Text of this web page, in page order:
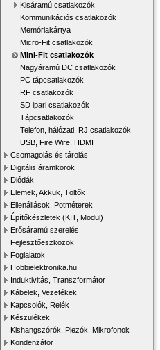
Kisáramú csatlakozók
Kommunikációs csatlakozók
Memóriakártya
Micro-Fit csatlakozók
Mini-Fit csatlakozók
Nagyáramú DC csatlakozók
PC tápcsatlakozók
RF csatlakozók
SD ipari csatlakozók
Tápcsatlakozók
Telefon, hálózati, RJ csatlakozók
USB, Fire Wire, HDMI
Csomagolás és tárolás
Digitális áramkörök
Diódák
Elemek, Akkuk, Töltők
Ellenállások, Potméterek
Építőkészletek (KIT, Modul)
Erősáramú szerelés
Fejlesztőeszközök
Foglalatok
Hobbielektronika.hu
Induktivitás, Transzformátor
Kábelek, Vezetékek
Kapcsolók, Relék
Készülékek
Kishangszórók, Piezók, Mikrofonok
Kondenzátor